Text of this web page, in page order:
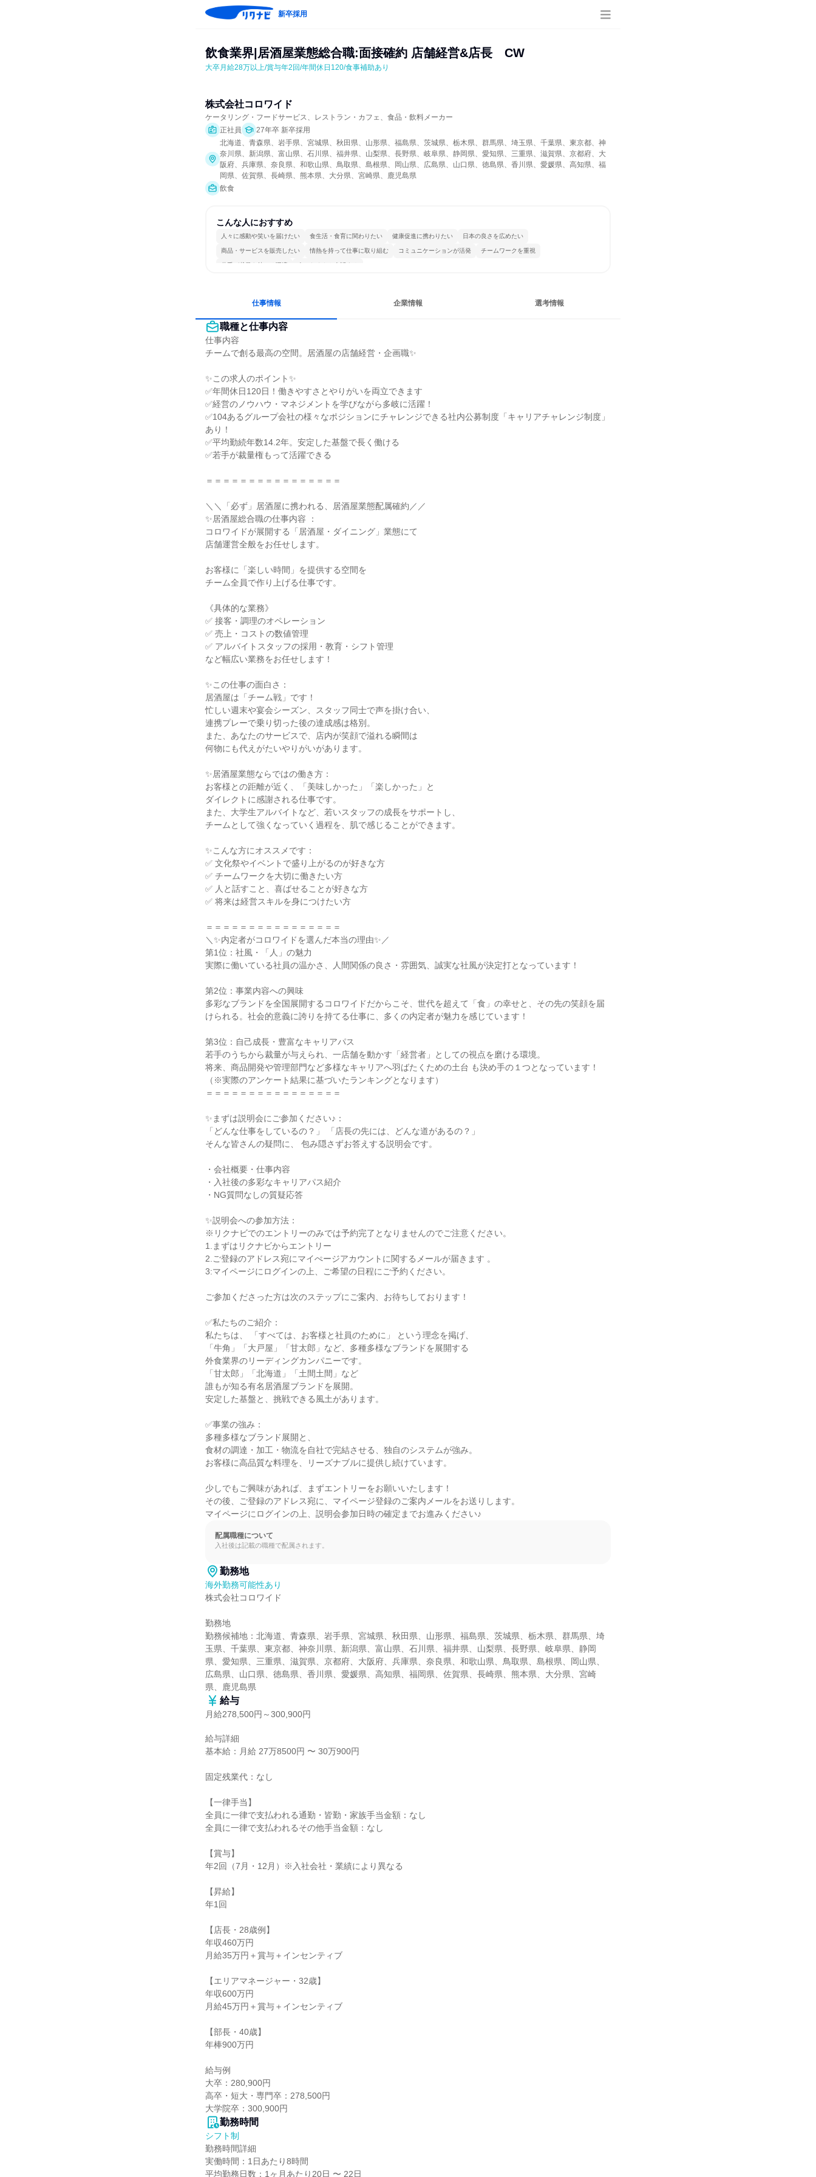
新卒採用
飲食業界|居酒屋業態総合職:面接確約 店舗経営&店長　CW
大卒月給28万以上/賞与年2回/年間休日120/食事補助あり
株式会社コロワイド
ケータリング・フードサービス、レストラン・カフェ、食品・飲料メーカー
正社員
27年卒 新卒採用
北海道、青森県、岩手県、宮城県、秋田県、山形県、福島県、茨城県、栃木県、群馬県、埼玉県、千葉県、東京都、神
奈川県、新潟県、富山県、石川県、福井県、山梨県、長野県、岐阜県、静岡県、愛知県、三重県、滋賀県、京都府、大
阪府、兵庫県、奈良県、和歌山県、鳥取県、島根県、岡山県、広島県、山口県、徳島県、香川県、愛媛県、高知県、福
岡県、佐賀県、長崎県、熊本県、大分県、宮崎県、鹿児島県
飲食
こんな人におすすめ
人々に感動や笑いを届けたい 食生活・食育に関わりたい 健康促進に携わりたい 日本の良さを広めたい
商品・サービスを販売したい 情熱を持って仕事に取り組む コミュニケーションが活発 チームワークを重視
若手が裁量を持てる環境 人とたくさん会話する
仕事情報 企業情報 選考情報
職種と仕事内容
仕事内容
チームで創る最高の空間。居酒屋の店舗経営・企画職✨
✨この求人のポイント✨
✅年間休日120日！働きやすさとやりがいを両立できます
✅経営のノウハウ・マネジメントを学びながら多岐に活躍！
✅104あるグループ会社の様々なポジションにチャレンジできる社内公募制度「キャリアチャレンジ制度」
あり！
✅平均勤続年数14.2年。安定した基盤で長く働ける
✅若手が裁量権もって活躍できる
＝＝＝＝＝＝＝＝＝＝＝＝＝＝＝＝
＼＼「必ず」居酒屋に携われる、居酒屋業態配属確約／／
✨居酒屋総合職の仕事内容 ：
コロワイドが展開する「居酒屋・ダイニング」業態にて
店舗運営全般をお任せします。
お客様に「楽しい時間」を提供する空間を
チーム全員で作り上げる仕事です。
《具体的な業務》
✅ 接客・調理のオペレーション
✅ 売上・コストの数値管理
✅ アルバイトスタッフの採用・教育・シフト管理
など幅広い業務をお任せします！
✨この仕事の面白さ：
居酒屋は「チーム戦」です！
忙しい週末や宴会シーズン、スタッフ同士で声を掛け合い、
連携プレーで乗り切った後の達成感は格別。
また、あなたのサービスで、店内が笑顔で溢れる瞬間は
何物にも代えがたいやりがいがあります。
✨居酒屋業態ならではの働き方：
お客様との距離が近く、「美味しかった」「楽しかった」と
ダイレクトに感謝される仕事です。
また、大学生アルバイトなど、若いスタッフの成長をサポートし、
チームとして強くなっていく過程を、肌で感じることができます。
✨こんな方にオススメです：
✅ 文化祭やイベントで盛り上がるのが好きな方
✅ チームワークを大切に働きたい方
✅ 人と話すこと、喜ばせることが好きな方
✅ 将来は経営スキルを身につけたい方
＝＝＝＝＝＝＝＝＝＝＝＝＝＝＝＝
＼✨内定者がコロワイドを選んだ本当の理由✨／
第1位：社風・「人」の魅力
実際に働いている社員の温かさ、人間関係の良さ・雰囲気、誠実な社風が決定打となっています！
第2位：事業内容への興味
多彩なブランドを全国展開するコロワイドだからこそ、世代を超えて「食」の幸せと、その先の笑顔を届
けられる。社会的意義に誇りを持てる仕事に、多くの内定者が魅力を感じています！
第3位：自己成長・豊富なキャリアパス
若手のうちから裁量が与えられ、一店舗を動かす「経営者」としての視点を磨ける環境。
将来、商品開発や管理部門など多様なキャリアへ羽ばたくための土台 も決め手の１つとなっています！
（※実際のアンケート結果に基づいたランキングとなります）
＝＝＝＝＝＝＝＝＝＝＝＝＝＝＝＝
✨まずは説明会にご参加ください♪：
「どんな仕事をしているの？」 「店長の先には、どんな道があるの？」
そんな皆さんの疑問に、 包み隠さずお答えする説明会です。
・会社概要・仕事内容
・入社後の多彩なキャリアパス紹介
・NG質問なしの質疑応答
✨説明会への参加方法：
※リクナビでのエントリーのみでは予約完了となりませんのでご注意ください。
1.まずはリクナビからエントリー
2.ご登録のアドレス宛にマイぺージアカウントに関するメールが届きます 。
3:マイページにログインの上、ご希望の日程にご予約ください。
ご参加くださった方は次のステップにご案内、お待ちしております！
✅私たちのご紹介：
私たちは、 「すべては、お客様と社員のために」 という理念を掲げ、
「牛角」「大戸屋」「甘太郎」など、多種多様なブランドを展開する
外食業界のリーディングカンパニーです。
「甘太郎」「北海道」「土間土間」など
誰もが知る有名居酒屋ブランドを展開。
安定した基盤と、挑戦できる風土があります。
✅事業の強み：
多種多様なブランド展開と、
食材の調達・加工・物流を自社で完結させる、独自のシステムが強み。
お客様に高品質な料理を、リーズナブルに提供し続けています。
少しでもご興味があれば、まずエントリーをお願いいたします！
その後、ご登録のアドレス宛に、マイページ登録のご案内メールをお送りします。
マイページにログインの上、説明会参加日時の確定までお進みください♪
配属職種について
入社後は記載の職種で配属されます。
勤務地
海外勤務可能性あり
株式会社コロワイド
勤務地
勤務候補地：北海道、青森県、岩手県、宮城県、秋田県、山形県、福島県、茨城県、栃木県、群馬県、埼
玉県、千葉県、東京都、神奈川県、新潟県、富山県、石川県、福井県、山梨県、長野県、岐阜県、静岡
県、愛知県、三重県、滋賀県、京都府、大阪府、兵庫県、奈良県、和歌山県、鳥取県、島根県、岡山県、
広島県、山口県、徳島県、香川県、愛媛県、高知県、福岡県、佐賀県、長崎県、熊本県、大分県、宮崎
県、鹿児島県
給与
月給278,500円～300,900円
給与詳細
基本給：月給 27万8500円 〜 30万900円
固定残業代：なし
【一律手当】
全員に一律で支払われる通勤・皆勤・家族手当金額：なし
全員に一律で支払われるその他手当金額：なし
【賞与】
年2回（7月・12月）※入社会社・業績により異なる
【昇給】
年1回
【店長・28歳例】
年収460万円
月給35万円＋賞与＋インセンティブ
【エリアマネージャー・32歳】
年収600万円
月給45万円＋賞与＋インセンティブ
【部長・40歳】
年棒900万円
給与例
大卒：280,900円
高卒・短大・専門卒：278,500円
大学院卒：300,900円
勤務時間
シフト制
勤務時間詳細
実働時間：1日あたり8時間
平均勤務日数：1ヶ月あたり20日 〜 22日